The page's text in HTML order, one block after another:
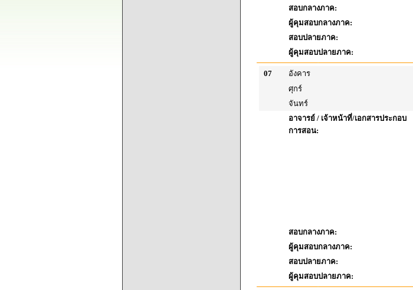
สอบกลางภาค:
ผู้คุมสอบกลางภาค:
สอบปลายภาค:
ผู้คุมสอบปลายภาค:
07 อังคาร
ศุกร์
จันทร์
อาจารย์ / เจ้าหน้าที่/เอกสารประกอบ
การสอน:
สอบกลางภาค:
ผู้คุมสอบกลางภาค:
สอบปลายภาค:
ผู้คุมสอบปลายภาค: